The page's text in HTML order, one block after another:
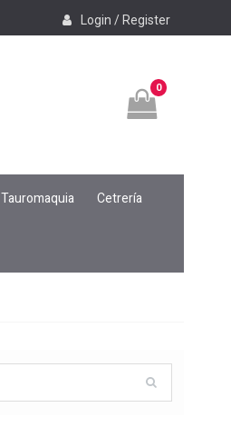
Login / Register
0
Tauromaquia Cetrería